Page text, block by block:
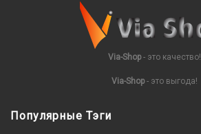
Via-Shop- это качество!
Via-Shop- это выгода!
Популярные Тэги